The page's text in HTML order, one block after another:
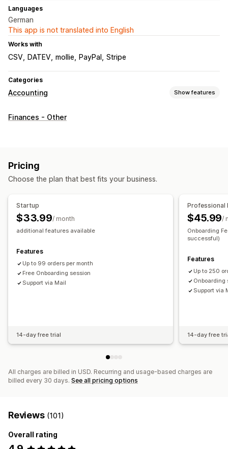
Languages
German
This app is not translated into English
Works with
CSV DATEV mollie PayPal Stripe
Categories
Accounting Show features
Financial reports
Financial operations
Billing and invoicing
Accounts receivable
Automated data sync
Order details Transactions
Sales tax mapping
Bank reconciliation Historical data import
Finances - Other
Pricing
Choose the plan that best fits your business.
Startup
$33.99/ month
additional features available
Features
Up to 99 orders per month
Free Onboarding session
Support via Mail
14-day free trial
Professional
$45.99/
Onboarding
successful)
Features
Up to 250
Support via
14-day free
All charges are billed in USD. Recurring and usage-based charges are
billed every 30 days. See all pricing options
Reviews (101)
Overall rating